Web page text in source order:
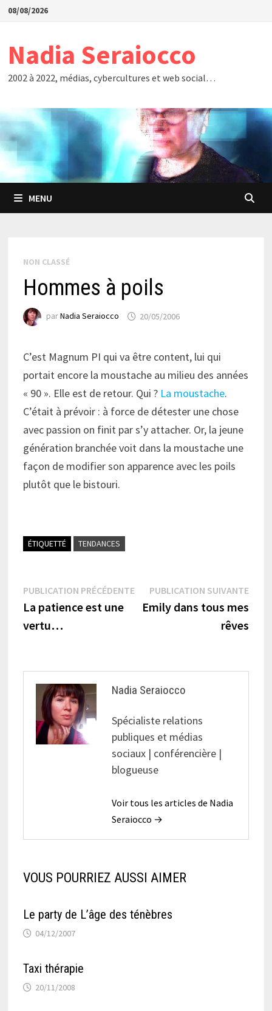
Passer
08/08/2026
Nadia Seraiocco
2002 à 2022, médias, cybercultures et web social…
MENU
NON CLASSÉ
Hommes à poils
parNadia Seraiocco 20/05/2006
C’est Magnum PI qui va être content, lui qui
portait encore la moustache au milieu des années
« 90 ». Elle est de retour. Qui ? La moustache.
C’était à prévoir : à force de détester une chose
avec passion on finit par s’y attacher. Or, la jeune
génération branchée voit dans la moustache une
façon de modifier son apparence avec les poils
plutôt que le bistouri.
ÉTIQUETTÉ TENDANCES
Navigation
de
PUBLICATION PRÉCÉDENTEPublication
précédente :
La patience est une
vertu…
PUBLICATION SUIVANTE
Emily dans tous mes
rêves
Nadia Seraiocco
Spécialiste relations
publiques et médias
sociaux | conférencière |
blogueuse
Voir tous les articles de Nadia
Seraiocco →
VOUS POURRIEZ AUSSI AIMER
Le party de L’âge des ténèbres
04/12/2007
Taxi thérapie
20/11/2008